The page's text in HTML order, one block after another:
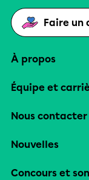
Faire un
À propos
Équipe et
Nous contacter
Nouvelles
Concours et